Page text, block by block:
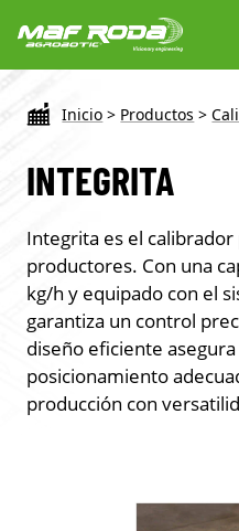
Inicio > Productos >
INTEGRITA
Integrita es el
productores. Con una
kg/h y equipado con el
garantiza un control
diseño eficiente
posicionamiento
producción con